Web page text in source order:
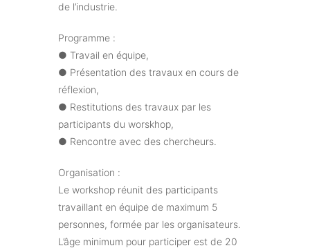
de l’industrie.
Programme :
● Travail en équipe,
● Présentation des travaux en cours de
réflexion,
● Restitutions des travaux par les
participants du worskhop,
● Rencontre avec des chercheurs.
Organisation :
Le workshop réunit des participants
travaillant en équipe de maximum 5
personnes, formée par les organisateurs.
L’âge minimum pour participer est de 20